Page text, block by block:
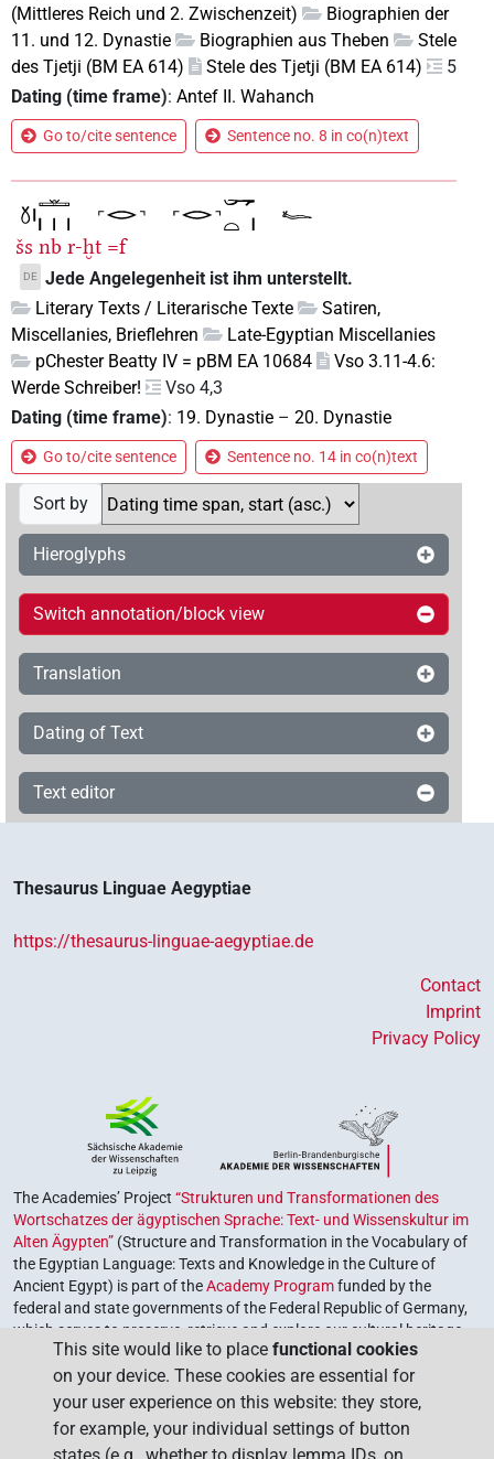
(Mittleres Reich und 2. Zwischenzeit)
Biographien der
11. und 12. Dynastie
Biographien aus Theben
Stele
des Tjetji (BM EA 614)
Stele des Tjetji (BM EA 614)
5
Dating (time frame): Antef II. Wahanch
Go to/cite sentence Sentence no. 8 in co(n)text
šs nb r-ḫt =f
DE Jede Angelegenheit ist ihm unterstellt.
Literary Texts / Literarische Texte
Satiren,
Miscellanies, Brieflehren
Late-Egyptian Miscellanies
pChester Beatty IV = pBM EA 10684
Vso 3.11-4.6:
Werde Schreiber!
Vso 4,3
Dating (time frame): 19. Dynastie – 20. Dynastie
Go to/cite sentence Sentence no. 14 in co(n)text
Sort by
Hieroglyphs
Switch annotation/block view
Translation
Dating of Text
Text editor
Thesaurus Linguae Aegyptiae
https://thesaurus-linguae-aegyptiae.de
Contact
Imprint
Privacy Policy
The Academies’ Project “Strukturen und Transformationen des
Wortschatzes der ägyptischen Sprache: Text- und Wissenskultur im
Alten Ägypten” (Structure and Transformation in the Vocabulary of
the Egyptian Language: Texts and Knowledge in the Culture of
Ancient Egypt) is part of theAcademy Programfunded by the
federal and state governments of the Federal Republic of Germany,
which serves to preserve, retrieve and explore our cultural heritage.
The program is coordinated by theUnion of the German Academies
of Sciences and Humanities.
This site would like to place functional cookies
on your device. These cookies are essential for
your user experience on this website: they store,
for example, your individual settings of button